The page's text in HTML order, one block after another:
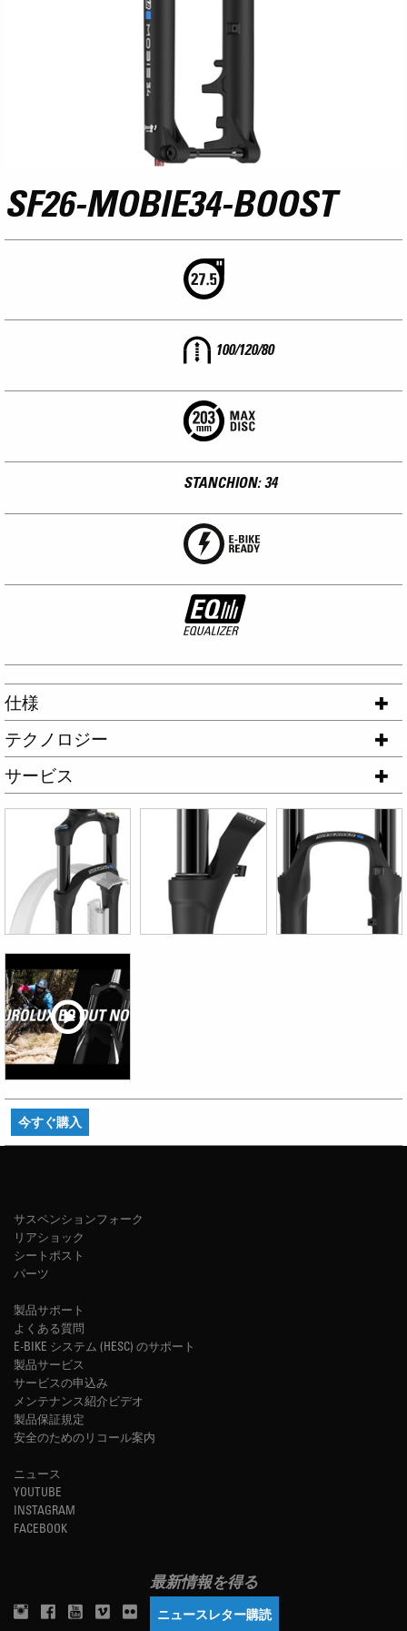
SF26-MOBIE34-BOOST
100/120/80
STANCHION: 34
仕様
テクノロジー
サービス
今すぐ購入
サスペンションフォーク
リアショック
シートポスト
パーツ
製品サポート
よくある質問
E-BIKE システム (HESC) のサポート
製品サービス
サービスの申込み
メンテナンス紹介ビデオ
製品保証規定
安全のためのリコール案内
ニュース
YOUTUBE
INSTAGRAM
FACEBOOK
最新情報を得る
ニュースレター購読